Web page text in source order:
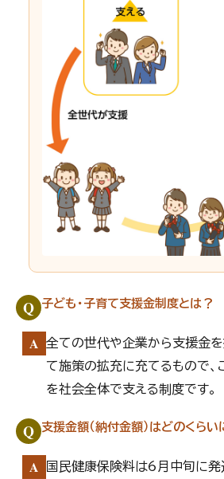
Q 子ども・子育て支援金制度とは？
A
全ての世代や企業から支援金
て施策の拡充に充てるもので、
を社会全体で支える制度です。
Q 支援金額（納付金額）はどのくらい
A
国民健康保険料は6月中旬に発